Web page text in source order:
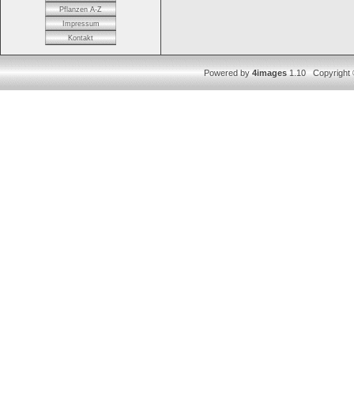
Pflanzen A-Z
Impressum
Kontakt
Powered by4images1.10 Copyright